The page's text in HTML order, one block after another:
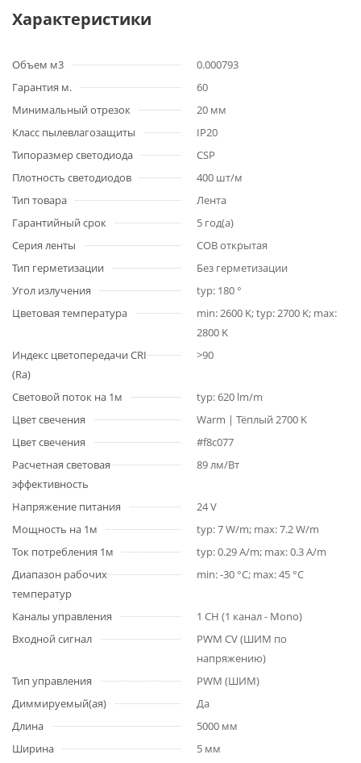
Характеристики
Объем м3
0.000793
Гарантия м.
60
Минимальный отрезок
20 мм
Класс пылевлагозащиты
IP20
Типоразмер светодиода
CSP
Плотность светодиодов
400 шт/м
Тип товара
Лента
Гарантийный срок
5 год(а)
Серия ленты
COB открытая
Тип герметизации
Без герметизации
Угол излучения
typ: 180 °
Цветовая температура
min: 2600 K; typ: 2700 K; max:
2800 K
Индекс цветопередачи CRI
(Ra)
>90
Световой поток на 1м
typ: 620 lm/m
Цвет свечения
Warm | Тёплый 2700 K
Цвет свечения
#f8c077
Расчетная световая
эффективность
89 лм/Вт
Напряжение питания
24 V
Мощность на 1м
typ: 7 W/m; max: 7.2 W/m
Ток потребления 1м
typ: 0.29 A/m; max: 0.3 A/m
Диапазон рабочих
температур
min: -30 °C; max: 45 °C
Каналы управления
1 CH (1 канал - Mono)
Входной сигнал
PWM СV (ШИМ по
напряжению)
Тип управления
PWM (ШИМ)
Диммируемый(ая)
Да
Длина
5000 мм
Ширина
5 мм